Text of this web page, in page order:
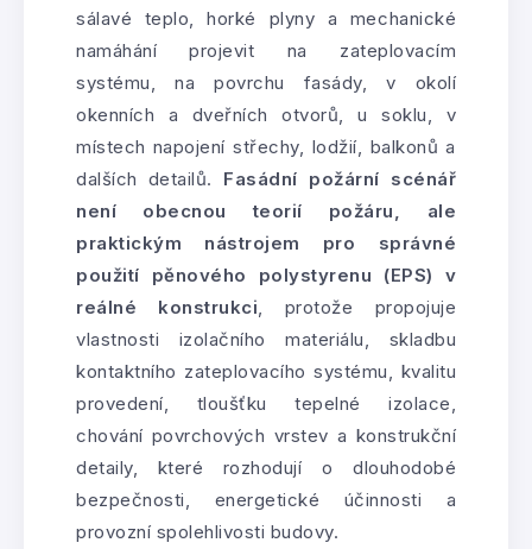
sálavé teplo, horké plyny a mechanické
namáhání projevit na zateplovacím
systému, na povrchu fasády, v okolí
okenních a dveřních otvorů, u soklu, v
místech napojení střechy, lodžií, balkonů a
dalších detailů. Fasádní požární scénář
není obecnou teorií požáru, ale
praktickým nástrojem pro správné
použití pěnového polystyrenu (EPS) v
reálné konstrukci, protože propojuje
vlastnosti izolačního materiálu, skladbu
kontaktního zateplovacího systému, kvalitu
provedení, tloušťku tepelné izolace,
chování povrchových vrstev a konstrukční
detaily, které rozhodují o dlouhodobé
bezpečnosti, energetické účinnosti a
provozní spolehlivosti budovy.